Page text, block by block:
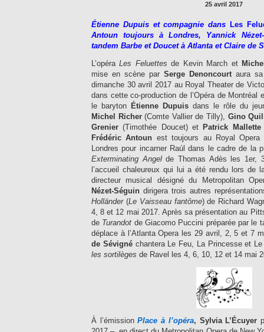
25 avril 2017
Étienne Dupuis et compagnie dans Les
Antoun toujours à Londres, Yannick
tandem Barbe et Doucet à Atlanta et Claire de
L’opéraLes Feluettesde Kevin March et
mise en scène par Serge Denoncourt aura
dimanche 30 avril 2017 au Royal Theater de
dans cette co-production de l’Opéra de Montréal
le baryton Étienne Dupuis dans le rôle du
Michel Richer(Comte Vallier de Tilly), Gino
Grenier(Timothée Doucet) et Patrick
Frédéric Antoun est toujours au Royal Opera
Londres pour incarner Raúl dans le cadre de la
Exterminating Angelde Thomas Adès les 1er,
l’accueil chaleureux qui lui a été rendu lors de
directeur musical désigné du Metropolitan
Nézet-Séguin dirigera trois autres
Holländer (Le Vaisseau fantôme) de Richard
4, 8 et 12 mai 2017. Après sa présentation au
de Turandot de Giacomo Puccini préparée par le
déplace à l’Atlanta Opera les 29 avril, 2, 5 et 7
de Sévigné chantera Le Feu, La Princesse et
les sortilèges de Ravel les 4, 6, 10, 12 et 14 mai
À l’émissionPlace à l’opéra, Sylvia L’Écuyer